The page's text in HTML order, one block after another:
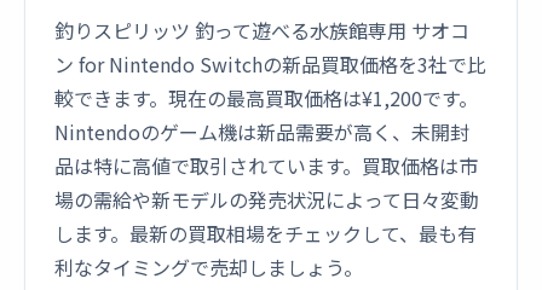
釣りスピリッツ 釣って遊べる水族館専用 サオコ
ン for Nintendo Switchの新品買取価格を3社で比
較できます。現在の最高買取価格は¥1,200です。
Nintendoのゲーム機は新品需要が高く、未開封
品は特に高値で取引されています。買取価格は市
場の需給や新モデルの発売状況によって日々変動
します。最新の買取相場をチェックして、最も有
利なタイミングで売却しましょう。